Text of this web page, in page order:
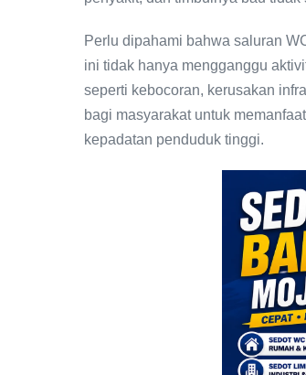
Perlu dipahami bahwa saluran
ini tidak hanya mengganggu
seperti kebocoran, kerusakan
bagi masyarakat untuk
kepadatan penduduk tinggi.